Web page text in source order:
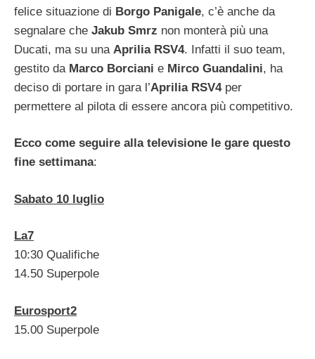
felice situazione di Borgo Panigale, c’è anche da
segnalare che Jakub Smrz non monterà più una
Ducati, ma su una Aprilia RSV4. Infatti il suo team,
gestito da Marco Borciani e Mirco Guandalini, ha
deciso di portare in gara l’Aprilia RSV4 per
permettere al pilota di essere ancora più competitivo.
Ecco come seguire alla televisione le gare questo
fine settimana:
Sabato 10 luglio
La7
10:30 Qualifiche
14.50 Superpole
Eurosport2
15.00 Superpole